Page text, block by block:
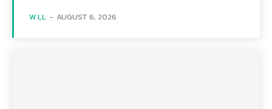
W LL - AUGUST 6, 2026